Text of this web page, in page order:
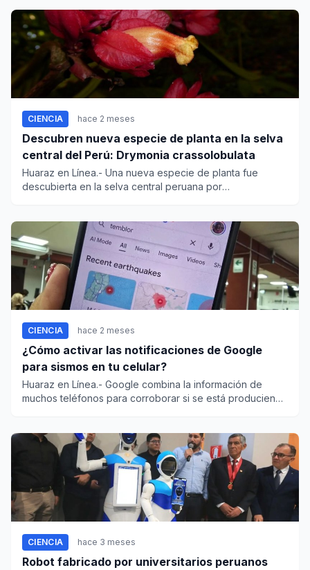
CIENCIA hace 2 meses
Descubren nueva especie de planta en la selva
central del Perú: Drymonia crassolobulata
Huaraz en Línea.- Una nueva especie de planta fue
descubierta en la selva central peruana por
CIENCIA hace 2 meses
¿Cómo activar las notificaciones de Google
para sismos en tu celular?
Huaraz en Línea.- Google combina la información de
muchos teléfonos para corroborar si se está produciendo
CIENCIA hace 3 meses
Robot fabricado por universitarios peruanos